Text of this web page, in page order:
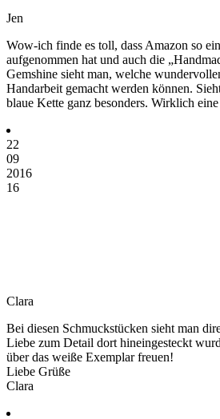
Jen
Wow-ich finde es toll, dass Amazon so
aufgenommen hat und auch die
Gemshine sieht man, welche
Handarbeit gemacht werden können.
blaue Kette ganz besonders. Wirklich
22
09
2016
16
Clara
Bei diesen Schmuckstücken sieht man
Liebe zum Detail dort hineingesteckt
über das weiße Exemplar freuen!
Liebe Grüße
Clara